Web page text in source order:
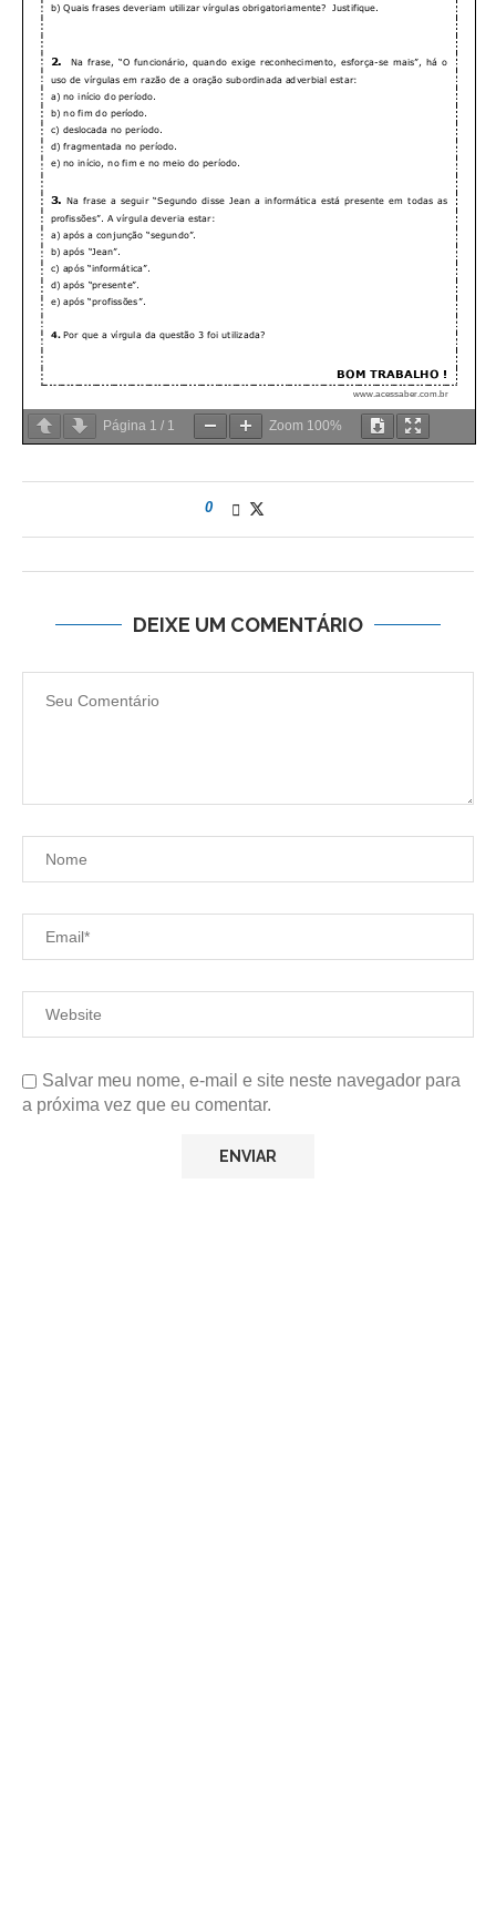
Página 1 / 1 Zoom 100%
0
DEIXE UM COMENTÁRIO
Salvar meu nome, e-mail e site neste navegador para
a próxima vez que eu comentar.